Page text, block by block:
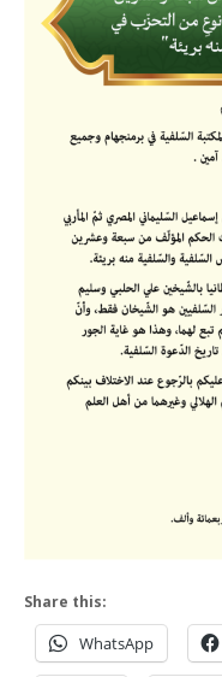
Share this:
WhatsApp